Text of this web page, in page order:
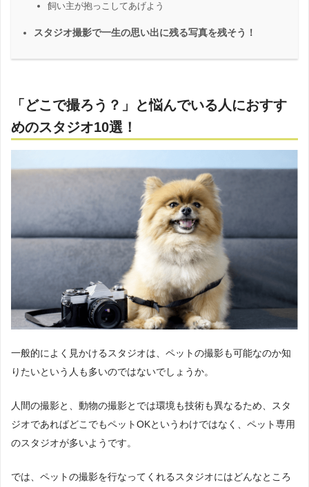
飼い主が抱っこしてあげよう
スタジオ撮影で一生の思い出に残る写真を残そう！
「どこで撮ろう？」と悩んでいる人におすす
めのスタジオ10選！
一般的によく見かけるスタジオは、ペットの撮影も可能なのか知
りたいという人も多いのではないでしょうか。
人間の撮影と、動物の撮影とでは環境も技術も異なるため、スタ
ジオであればどこでもペットOKというわけではなく、ペット専用
のスタジオが多いようです。
では、ペットの撮影を行なってくれるスタジオにはどんなところ